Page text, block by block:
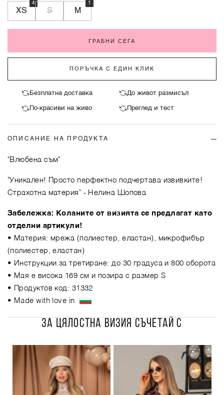
XS
4
S M
1
ГРАБНИ СЕГА
ПОРЪЧКА С ЕДИН КЛИК
Безплатна доставка До живот размисъл
По-красиви на живо Преглед и тест
ОПИСАНИЕ НА ПРОДУКТА
"Влюбена съм"
"Уникален! Просто перфектно подчертава извивките!
Страхотна материя" - Нелина Шопова
Забележка: Коланите от визията се предлагат като
отделни артикули!
• Материя: мрежа (полиестер, еластан), микрофибър
(полиестер, еластaн)
• Инструкции за третиране: до 30 градуса и 800 оборота
• Мая е висока 169 см и позира с размер S
• Продуктов код: 31332
• Made with love in
ЗА ЦЯЛОСТНА ВИЗИЯ СЪЧЕТАЙ С